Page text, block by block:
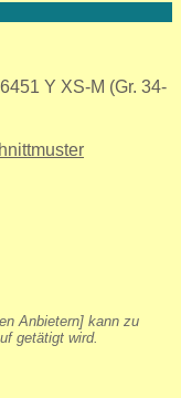
Y XS-M (Gr. 34-
Anbietern] kann zu
getätigt wird.